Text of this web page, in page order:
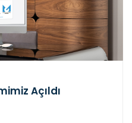
Açıldı